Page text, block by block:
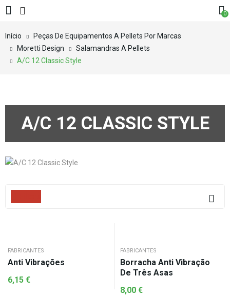
0
Início
Peças De Equipamentos A Pellets Por Marcas
Moretti Design
Salamandras A Pellets
A/C 12 Classic Style
A/C 12 CLASSIC STYLE
FABRICANTES
Anti Vibrações
6,15 €
FABRICANTES
Borracha Anti Vibração
De Três Asas
8,00 €